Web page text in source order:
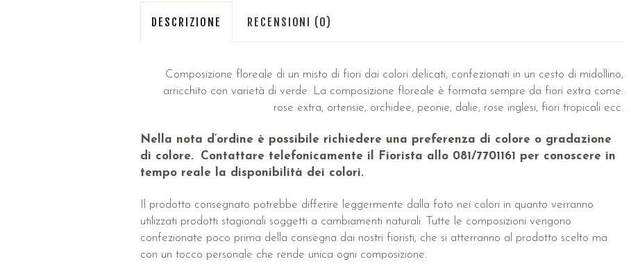
DESCRIZIONE RECENSIONI (0)
Composizione floreale di un misto di fiori dai colori delicati, confezionati in un cesto di midollino,
arricchito con varietà di verde. La composizione floreale è formata sempre da fiori extra come:
rose extra, ortensie, orchidee, peonie, dalie, rose inglesi, fiori tropicali ecc.
Nella nota d’ordine è possibile richiedere una preferenza di colore o gradazione
di colore.
Contattare telefonicamente il Fiorista allo 081/7701161 per conoscere in
tempo reale la disponibilità dei colori.
Il prodotto consegnato potrebbe differire leggermente dalla foto nei colori in quanto verranno
utilizzati prodotti stagionali soggetti a cambiamenti naturali. Tutte le composizioni vengono
confezionate poco prima della consegna dai nostri fioristi, che si atterranno al prodotto scelto ma
con un tocco personale che rende unica ogni composizione.